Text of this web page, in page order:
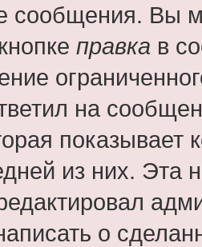
сообщения. Вы
правка в
на
показывает
из них. Эта
о